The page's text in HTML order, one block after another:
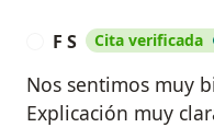
F S Cita verificada
Nos sentimos muy
Explicación muy